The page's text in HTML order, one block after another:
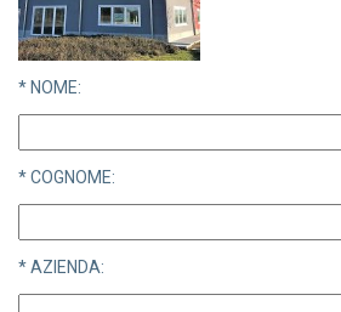
* NOME:
* COGNOME:
* AZIENDA: